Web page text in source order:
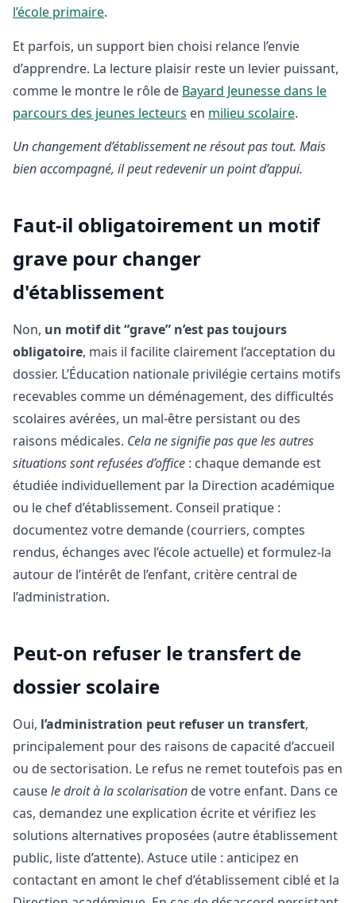
l’école primaire.
Et parfois, un support bien choisi relance l’envie
d’apprendre. La lecture plaisir reste un levier puissant,
comme le montre le rôle de Bayard Jeunesse dans le
parcours des jeunes lecteurs en milieu scolaire.
Un changement d’établissement ne résout pas tout. Mais
bien accompagné, il peut redevenir un point d’appui.
Faut-il obligatoirement un motif
grave pour changer
d'établissement
Non, un motif dit “grave” n’est pas toujours
obligatoire, mais il facilite clairement l’acceptation du
dossier. L’Éducation nationale privilégie certains motifs
recevables comme un déménagement, des difficultés
scolaires avérées, un mal-être persistant ou des
raisons médicales. Cela ne signifie pas que les autres
situations sont refusées d’office : chaque demande est
étudiée individuellement par la Direction académique
ou le chef d’établissement. Conseil pratique :
documentez votre demande (courriers, comptes
rendus, échanges avec l’école actuelle) et formulez-la
autour de l’intérêt de l’enfant, critère central de
l’administration.
Peut-on refuser le transfert de
dossier scolaire
Oui, l’administration peut refuser un transfert,
principalement pour des raisons de capacité d’accueil
ou de sectorisation. Le refus ne remet toutefois pas en
causele droit à la scolarisation de votre enfant. Dans ce
cas, demandez une explication écrite et vérifiez les
solutions alternatives proposées (autre établissement
public, liste d’attente). Astuce utile : anticipez en
contactant en amont le chef d’établissement ciblé et la